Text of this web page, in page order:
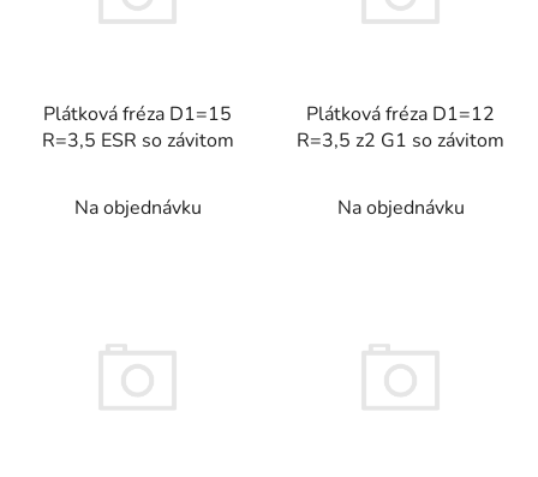
Plátková fréza D1=15
R=3,5 ESR so závitom
Na objednávku
Plátková fréza D1=12
R=3,5 z2 G1 so závitom
Na objednávku